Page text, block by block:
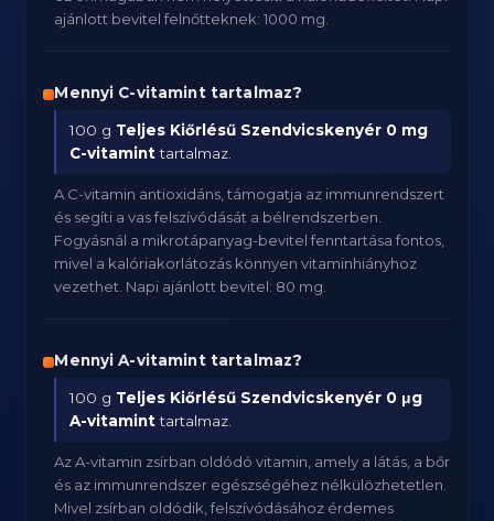
ajánlott bevitel felnőtteknek: 1000 mg.
Mennyi C-vitamint tartalmaz?
100 g Teljes Kiőrlésű Szendvicskenyér 0 mg
C-vitaminttartalmaz.
A C-vitamin antioxidáns, támogatja az immunrendszert
és segíti a vas felszívódását a bélrendszerben.
Fogyásnál a mikrotápanyag-bevitel fenntartása fontos,
mivel a kalóriakorlátozás könnyen vitaminhiányhoz
vezethet. Napi ajánlott bevitel: 80 mg.
Mennyi A-vitamint tartalmaz?
100 g Teljes Kiőrlésű Szendvicskenyér 0 μg
A-vitaminttartalmaz.
Az A-vitamin zsírban oldódó vitamin, amely a látás, a bőr
és az immunrendszer egészségéhez nélkülözhetetlen.
Mivel zsírban oldódik, felszívódásához érdemes